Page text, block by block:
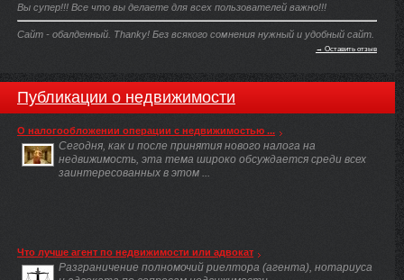
Вы супер!!! Все что вы делаете для всех пользователей важно!!!
Сайт - обалденный. Thanky! Без всякого сомнения нужный и удобный сайт.
→ Оставить отзыв
Публикации о недвижимости
О налогообложении операции с недвижимостью ...
Сегодня, как и после принятия нового налога на
недвижимость, эта тема широко обсуждается среди всех
заинтересованных в этом ...
Что лучше агент по недвижимости или адвокат
Разграничение полномочий риелтора (агента), нотариуса